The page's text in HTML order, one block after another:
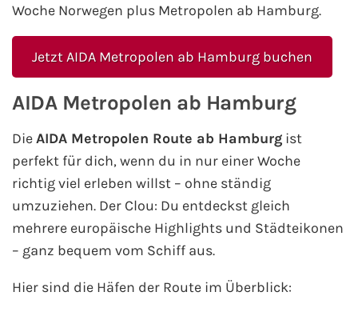
Woche Norwegen plus Metropolen ab Hamburg.
Jetzt AIDA Metropolen ab Hamburg buchen
AIDA Metropolen ab Hamburg
DieAIDA Metropolen Route ab Hamburg ist
perfekt für dich, wenn du in nur einer Woche
richtig viel erleben willst – ohne ständig
umzuziehen. Der Clou: Du entdeckst gleich
mehrere europäische Highlights und Städteikonen
– ganz bequem vom Schiff aus.
Hier sind die Häfen der Route im Überblick: